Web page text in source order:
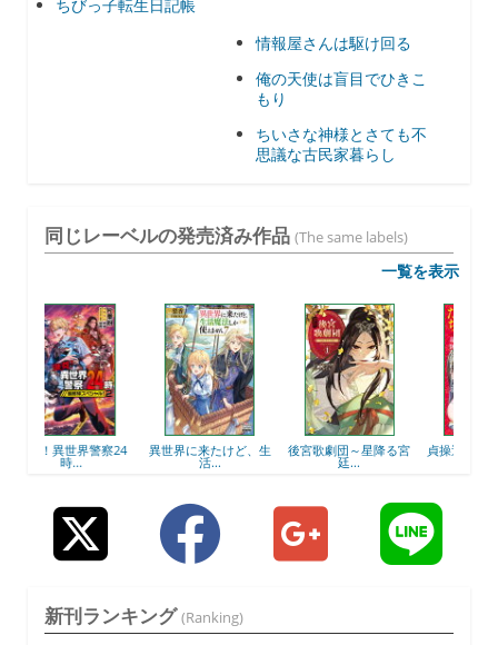
ちびっ子転生日記帳
情報屋さんは駆け回る
俺の天使は盲目でひきこ
もり
ちいさな神様とさても不
思議な古民家暮らし
同じレーベルの発売済み作品 (The same labels)
一覧を表示
激闘！異世界警察24
時...
異世界に来たけど、生
活...
後宮歌劇団～星降る宮
廷...
新刊ランキング (Ranking)